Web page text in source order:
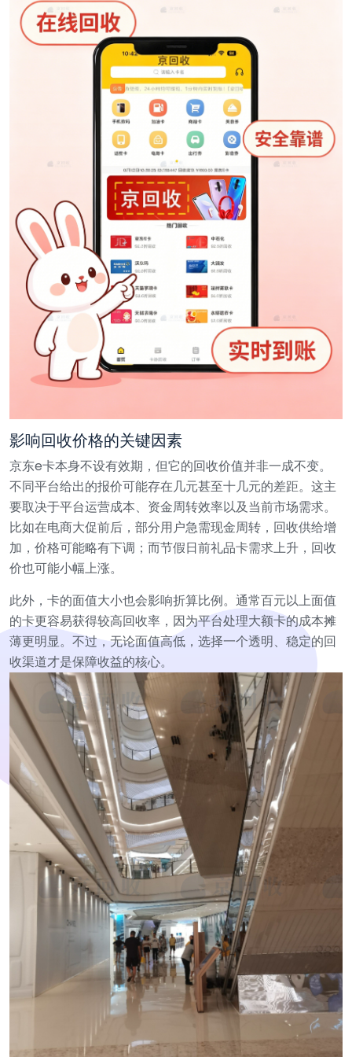
影响回收价格的关键因素
京东e卡本身不设有效期，但它的回收价值并非一成不变。
不同平台给出的报价可能存在几元甚至十几元的差距。这主
要取决于平台运营成本、资金周转效率以及当前市场需求。
比如在电商大促前后，部分用户急需现金周转，回收供给增
加，价格可能略有下调；而节假日前礼品卡需求上升，回收
价也可能小幅上涨。
此外，卡的面值大小也会影响折算比例。通常百元以上面值
的卡更容易获得较高回收率，因为平台处理大额卡的成本摊
薄更明显。不过，无论面值高低，选择一个透明、稳定的回
收渠道才是保障收益的核心。